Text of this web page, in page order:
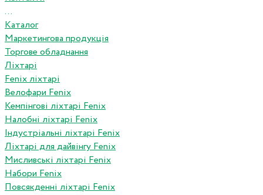
...
Каталог
Маркетингова продукція
Торгове обладнання
Ліхтарі
Fenix ліхтарі
Велофари Fenix
Кемпінгові ліхтарі Fenix
Налобні ліхтарі Fenix
Індустріальні ліхтарі Fenix
Ліхтарі для дайвінгу Fenix
Мисливські ліхтарі Fenix
Набори Fenix
Повсякденні ліхтарі Fenix